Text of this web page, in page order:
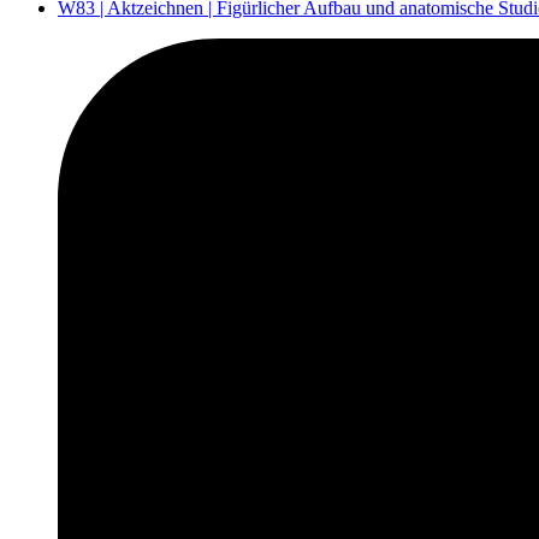
W83 | Aktzeichnen | Figürlicher Aufbau und anatomische